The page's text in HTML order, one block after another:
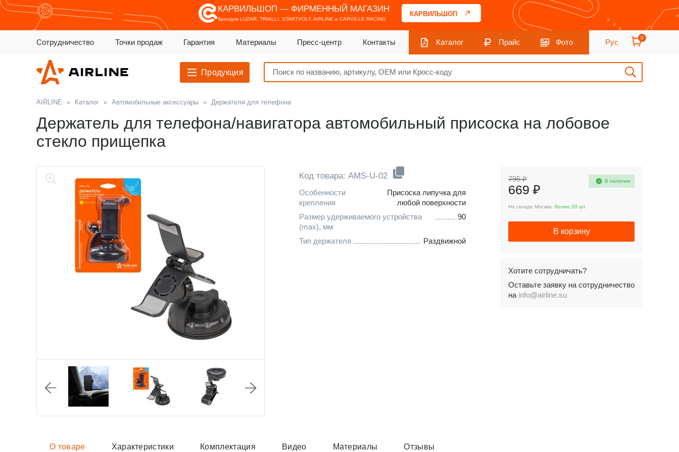
КАРВИЛЬШОП — ФИРМЕННЫЙ МАГАЗИН
брендов LUZAR, TRIALLI, STARTVOLT, AIRLINE и CARVILLE RACING
КАРВИЛЬШОП
Сотрудничество Точки продаж Гарантия Материалы Пресс-центр Контакты Каталог Прайс Фото Рус
0
Продукция
AIRLINE » Каталог » Автомобильные аксессуары » Держатели для телефона
Держатель для телефона/навигатора автомобильный присоска на лобовое
стекло прищепка
Код товара: AMS-U-02
Особенности
крепления
Присоска липучка для
любой поверхности
Размер удерживаемого устройства
(max), мм
90
Тип держателя Раздвижной
795 ₽
669 ₽
В наличии
На складе Москва :более 20 шт.
В корзину
Хотите сотрудничать?
Оставьте заявку на сотрудничество
на info@airline.su
О товаре Характеристики Комплектация Видео Материалы Отзывы